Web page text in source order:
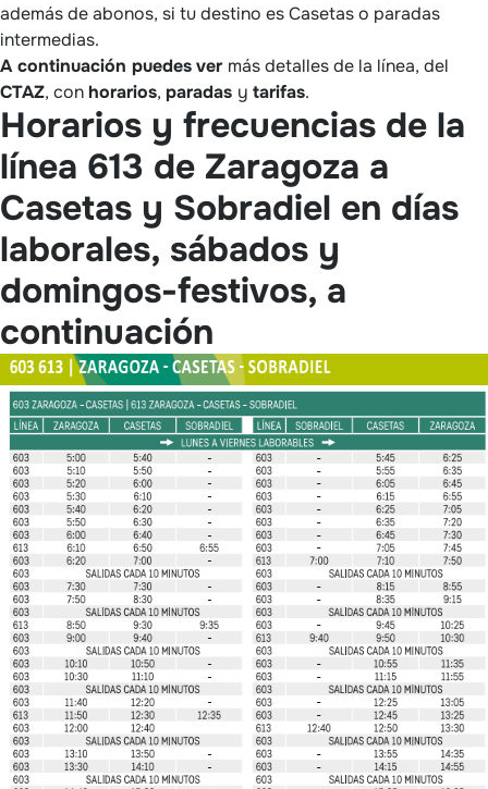
además de abonos, si tu destino es Casetas o paradas
intermedias.
A continuación puedesver más detalles de la línea, del
CTAZ, conhorarios, paradas y tarifas.
Horarios y frecuencias de la
línea 613 de Zaragoza a
Casetas y Sobradiel en días
laborales, sábados y
domingos-festivos, a
continuación